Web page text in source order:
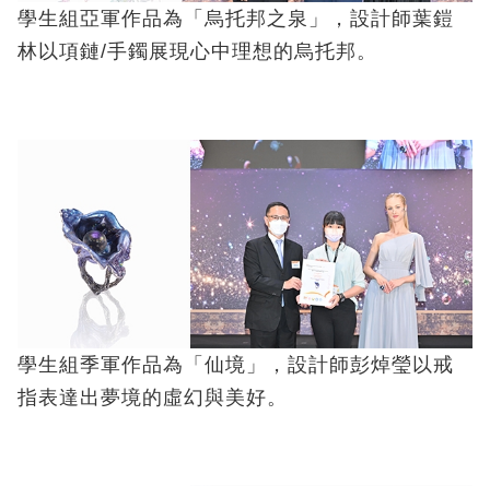
學生組亞軍作品為「烏托邦之泉」，設計師葉鎧
林以項鏈/手鐲展現心中理想的烏托邦。
學生組季軍作品為「仙境」，設計師彭焯瑩以戒
指表達出夢境的虛幻與美好。